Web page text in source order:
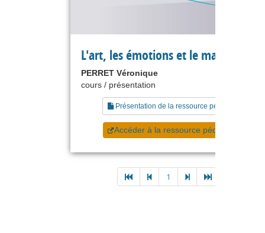
L'art, les émotions et le
PERRET Véronique
cours / présentation
Présentation de la ressource pédagogique
Accéder à la ressource pédagogique
1